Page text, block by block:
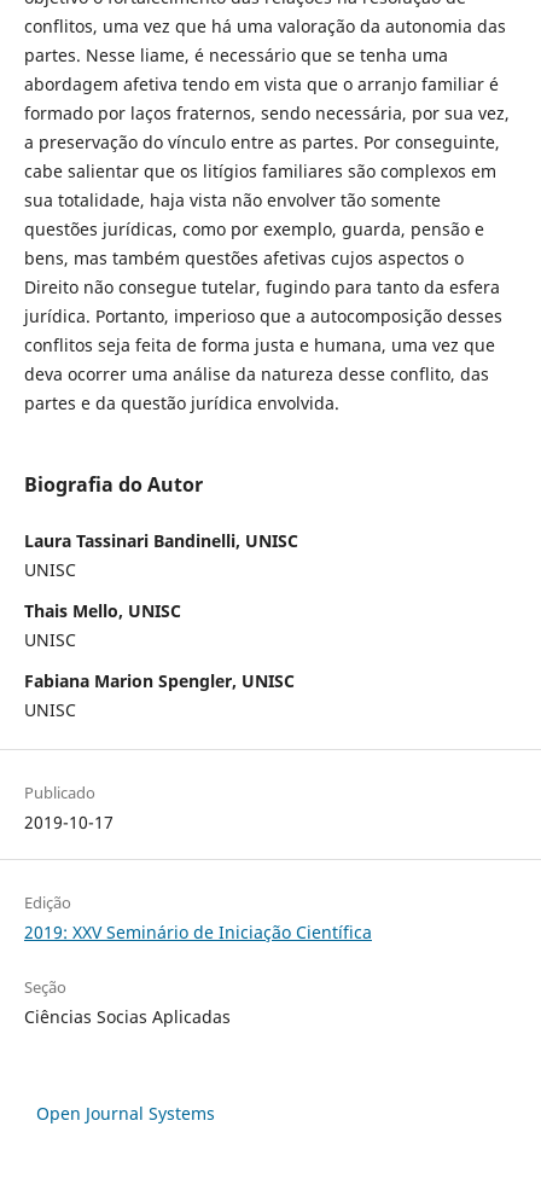
conflitos, uma vez que há uma valoração da autonomia das
partes. Nesse liame, é necessário que se tenha uma
abordagem afetiva tendo em vista que o arranjo familiar é
formado por laços fraternos, sendo necessária, por sua vez,
a preservação do vínculo entre as partes. Por conseguinte,
cabe salientar que os litígios familiares são complexos em
sua totalidade, haja vista não envolver tão somente
questões jurídicas, como por exemplo, guarda, pensão e
bens, mas também questões afetivas cujos aspectos o
Direito não consegue tutelar, fugindo para tanto da esfera
jurídica. Portanto, imperioso que a autocomposição desses
conflitos seja feita de forma justa e humana, uma vez que
deva ocorrer uma análise da natureza desse conflito, das
partes e da questão jurídica envolvida.
Biografia do Autor
Laura Tassinari Bandinelli, UNISC
UNISC
Thais Mello, UNISC
UNISC
Fabiana Marion Spengler, UNISC
UNISC
Publicado
2019-10-17
Edição
2019: XXV Seminário de Iniciação Científica
Seção
Ciências Socias Aplicadas
Open Journal Systems